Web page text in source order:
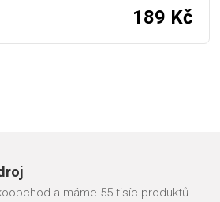
189 Kč
a máme 55 tisíc produktů